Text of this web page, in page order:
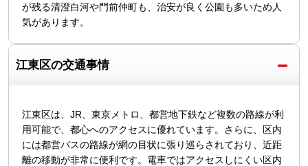
が残る清澄白河や門前仲町も、治安が良く公園も多いため人
気があります。
江東区の交通事情
江東区は、JR、東京メトロ、都営地下鉄など複数の路線が利
用可能で、都心へのアクセスに優れています。さらに、区内
には都営バスの路線が網の目状に張り巡らされており、近距
離の移動が非常に便利です。電車ではアクセスしにくい区内